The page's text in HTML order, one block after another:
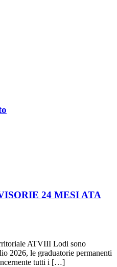
24 MESI ATA
ATVIII Lodi sono
2026, le graduatorie permanenti
tutti i […]